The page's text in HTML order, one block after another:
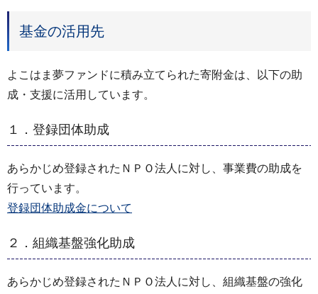
基金の活用先
よこはま夢ファンドに積み立てられた寄附金は、以下の助
成・支援に活用しています。
１．登録団体助成
あらかじめ登録されたＮＰＯ法人に対し、事業費の助成を
行っています。
登録団体助成金について
２．組織基盤強化助成
あらかじめ登録されたＮＰＯ法人に対し、組織基盤の強化